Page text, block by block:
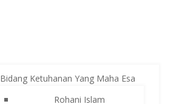
Bidang Ketuhanan Yang Maha Esa
Rohani Islam